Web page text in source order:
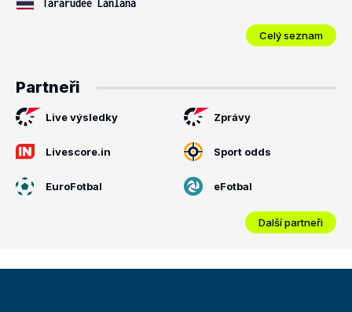
Tararudee Lanlana
Celý seznam
Partneři
Live výsledky Zprávy
Livescore.in Sport odds
EuroFotbal eFotbal
Další partneři